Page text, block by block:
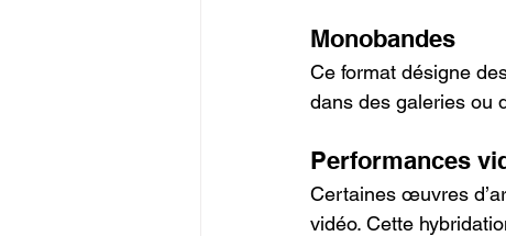
Monobandes
Ce format désigne
dans des galeries ou
Performances
Certaines œuvres
vidéo. Cette